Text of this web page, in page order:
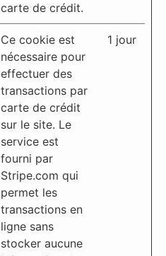
carte de crédit.
Ce cookie est
nécessaire pour
effectuer des
transactions par
carte de crédit
sur le site. Le
service est
fourni par
Stripe.com qui
permet les
transactions en
ligne sans
stocker aucune
1 jour